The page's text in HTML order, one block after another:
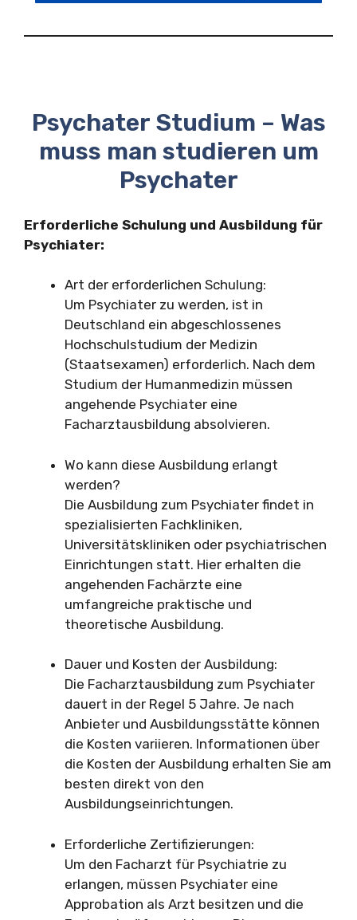
Psychater Studium – Was
muss man studieren um
Psychater
Erforderliche Schulung und Ausbildung für
Psychiater:
Art der erforderlichen Schulung:
Um Psychiater zu werden, ist in
Deutschland ein abgeschlossenes
Hochschulstudium der Medizin
(Staatsexamen) erforderlich. Nach dem
Studium der Humanmedizin müssen
angehende Psychiater eine
Facharztausbildung absolvieren.
Wo kann diese Ausbildung erlangt
werden?
Die Ausbildung zum Psychiater findet in
spezialisierten Fachkliniken,
Universitätskliniken oder psychiatrischen
Einrichtungen statt. Hier erhalten die
angehenden Fachärzte eine
umfangreiche praktische und
theoretische Ausbildung.
Dauer und Kosten der Ausbildung:
Die Facharztausbildung zum Psychiater
dauert in der Regel 5 Jahre. Je nach
Anbieter und Ausbildungsstätte können
die Kosten variieren. Informationen über
die Kosten der Ausbildung erhalten Sie am
besten direkt von den
Ausbildungseinrichtungen.
Erforderliche Zertifizierungen:
Um den Facharzt für Psychiatrie zu
erlangen, müssen Psychiater eine
Approbation als Arzt besitzen und die